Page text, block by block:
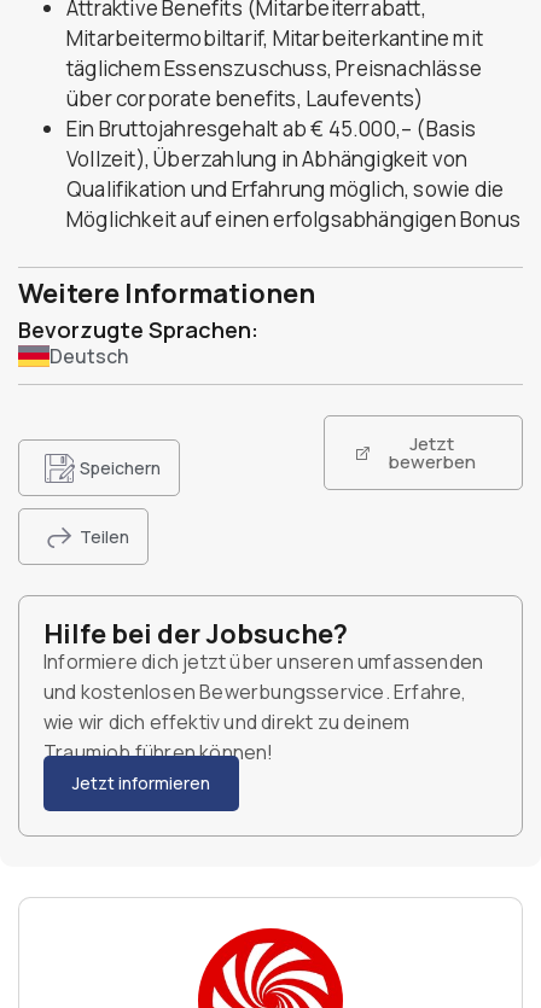
Attraktive Benefits (Mitarbeiterrabatt,
Mitarbeitermobiltarif, Mitarbeiterkantine mit
täglichem Essenszuschuss, Preisnachlässe
über corporate benefits, Laufevents)
Ein Bruttojahresgehalt ab € 45.000,– (Basis
Vollzeit), Überzahlung in Abhängigkeit von
Qualifikation und Erfahrung möglich, sowie die
Möglichkeit auf einen erfolgsabhängigen Bonus
Weitere Informationen
Bevorzugte Sprachen:
Deutsch
Speichern
Teilen
Jetzt
bewerben
Hilfe bei der Jobsuche?
Informiere dich jetzt über unseren umfassenden
und kostenlosen Bewerbungsservice. Erfahre,
wie wir dich effektiv und direkt zu deinem
Traumjob führen können!
Jetzt informieren